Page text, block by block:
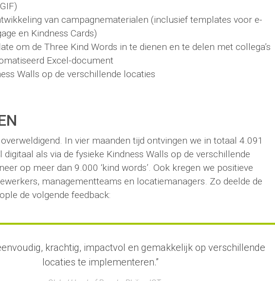
van campagnematerialen (inclusief templates voor e-
en Kindness Cards)
om de Three Kind Words in te dienen en te delen met collega’s
Excel-document
Walls op de verschillende locaties
In vier maanden tijd ontvingen we in totaal 4.091
digitaal als via de fysieke Kindness Walls op de verschillende
op meer dan 9.000 ‘kind words’. Ook kregen we positieve
managementteams en locatiemanagers. Zo deelde de
de volgende feedback:
krachtig, impactvol en gemakkelijk op verschillende
locaties te implementeren.”